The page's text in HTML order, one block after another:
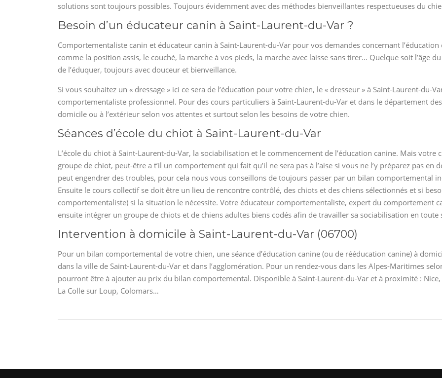
solutions sont toujours possibles. Toujours évidemment avec des méthodes bienveillantes respectueuses du
Besoin d’un éducateur canin à Saint-Laurent-du-Var ?
Comportementaliste canin et éducateur canin à Saint-Laurent-du-Var pour vos demandes concernant
comme la position assis, le couché, la marche à vos pieds, la marche avec laisse sans tirer… Quelque soit l’âge
de l’éduquer, toujours avec douceur et bienveillance.
Si vous souhaitez un « dressage » ici ce sera de l’éducation pour votre chien, le « dresseur » à Saint-Laurent-du-
comportementaliste professionnel. Pour des cours particuliers à Saint-Laurent-du-Var et dans le département
domicile ou à l’extérieur selon vos attentes et surtout selon les besoins de votre chien.
Séances d’école du chiot à Saint-Laurent-du-Var
L’école du chiot à Saint-Laurent-du-Var, la sociabilisation et le commencement de l’éducation canine. Mais votre
groupe de chiot, peut-être a t’il un comportement qui fait qu’il ne sera pas à l’aise si vous ne l’y préparez pas
peut engendrer des troubles, pour cela nous vous conseillons de toujours passer par un bilan comportemental
Ensuite le cours collectif se doit être un lieu de rencontre contrôlé, des chiots et des chiens sélectionnés et si
comportementaliste) si la situation le nécessite. Votre éducateur comportementaliste, expert du comportement
ensuite intégrer un groupe de chiots et de chiens adultes biens codés afin de travailler sa sociabilisation en toute
Intervention à domicile à Saint-Laurent-du-Var (06700)
Pour un bilan comportemental de votre chien, une séance d’éducation canine (ou de rééducation canine) à
dans la ville de Saint-Laurent-du-Var et dans l’agglomération. Pour un rendez-vous dans les Alpes-Maritimes
pourront être à ajouter au prix du bilan comportemental. Disponible à Saint-Laurent-du-Var et à proximité : Nice,
La Colle sur Loup, Colomars…